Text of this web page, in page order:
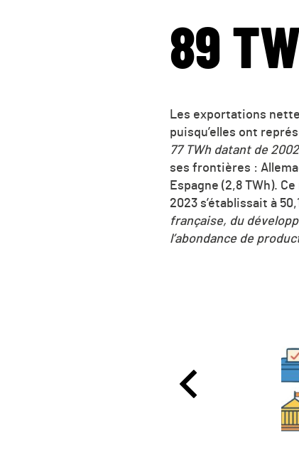
89
Les exportations
puisqu’elles ont
77 TWh datant de
ses frontières :
Espagne (2,8 TWh).
2023 s’établissait à
française, du
l’abondance de